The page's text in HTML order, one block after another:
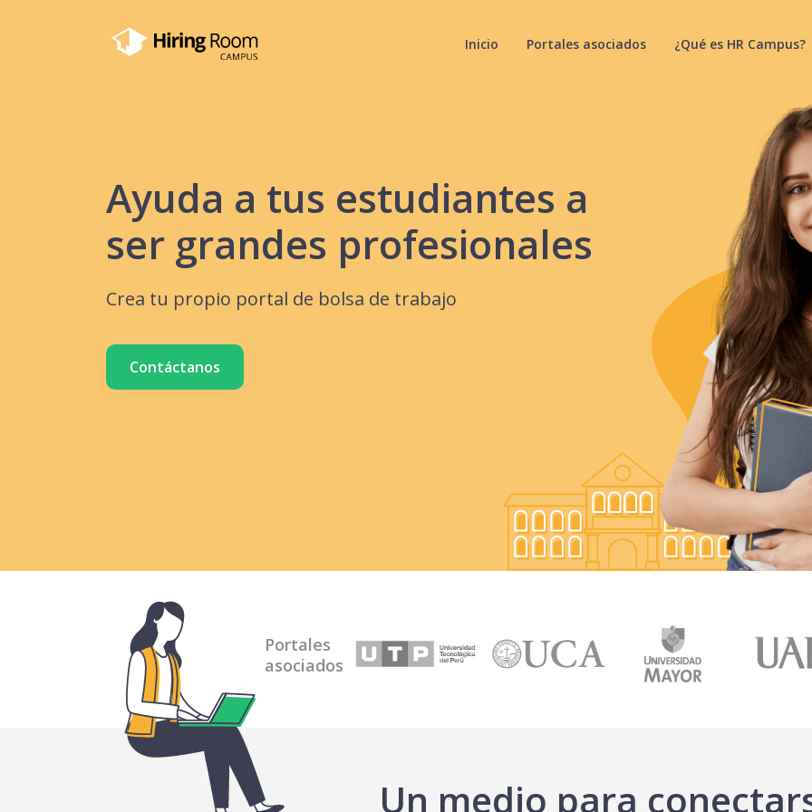
Inicio Portales asociados ¿Qué es HR Campus?
Ayuda a tus estudiantes a
ser grandes profesionales
Crea tu propio portal de bolsa de trabajo
Contáctanos
Portales
asociados
Un medio para